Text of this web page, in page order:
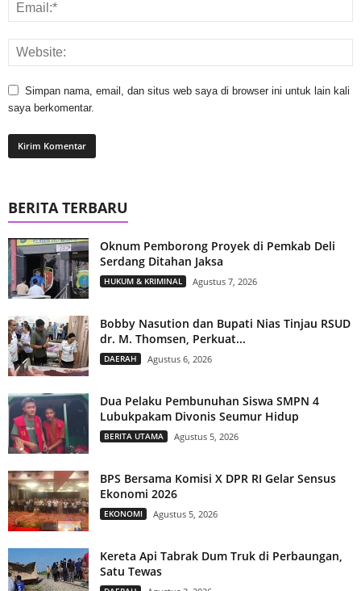
Simpan nama, email, dan situs web saya di browser ini untuk lain kali
saya berkomentar.
BERITA TERBARU
Oknum Pemborong Proyek di Pemkab Deli
Serdang Ditahan Jaksa
HUKUM & KRIMINAL Agustus 7, 2026
Bobby Nasution dan Bupati Nias Tinjau RSUD
dr. M. Thomsen, Perkuat...
DAERAH Agustus 6, 2026
Dua Pelaku Pembunuhan Siswa SMPN 4
Lubukpakam Divonis Seumur Hidup
BERITA UTAMA Agustus 5, 2026
BPS Bersama Komisi X DPR RI Gelar Sensus
Ekonomi 2026
EKONOMI Agustus 5, 2026
Kereta Api Tabrak Dum Truk di Perbaungan,
Satu Tewas